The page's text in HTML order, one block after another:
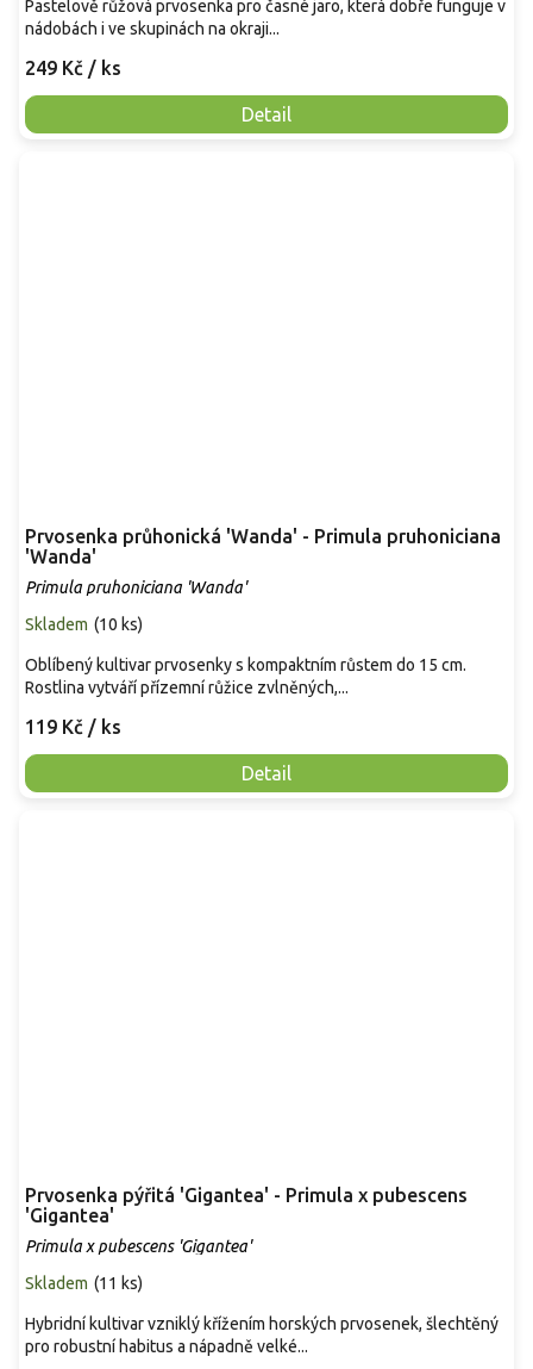
249 Kč / ks
Detail
Pastelově růžová prvosenka pro časné jaro, která dobře funguje v
nádobách i ve skupinách na okraji...
Prvosenka průhonická 'Wanda' - Primula pruhoniciana
'Wanda'
Primula pruhoniciana 'Wanda'
Skladem (10 ks)
119 Kč / ks
Detail
Oblíbený kultivar prvosenky s kompaktním růstem do 15 cm.
Rostlina vytváří přízemní růžice zvlněných,...
Prvosenka pýřitá 'Gigantea' - Primula x pubescens
'Gigantea'
Primula x pubescens 'Gigantea'
Skladem (11 ks)
Hybridní kultivar vzniklý křížením horských prvosenek, šlechtěný
pro robustní habitus a nápadně velké...